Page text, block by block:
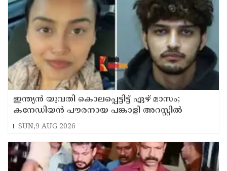
ഇന്ത്യന്‍ യുവതി കൊലപ്പെട്ടിട്ട് ഏഴ് മാസം;
കനേഡിയന്‍ പൗരനായ പങ്കാളി അറസ്റ്റില്‍
SUN,9 AUG 2026